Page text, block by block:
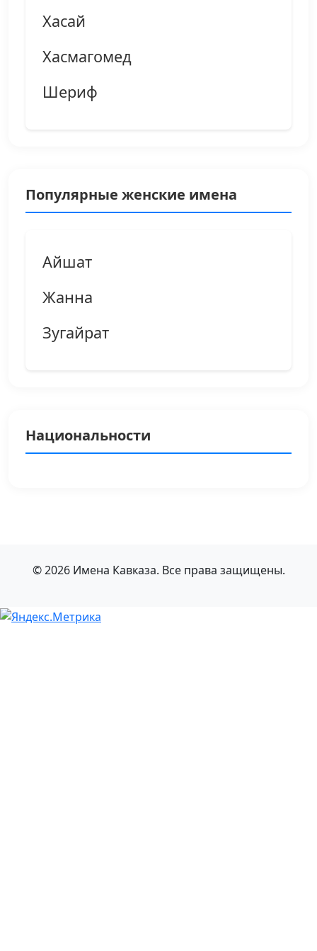
Хасай
Хасмагомед
Шериф
Популярные женские имена
Айшат
Жанна
Зугайрат
Национальности
© 2026 Имена Кавказа. Все права защищены.